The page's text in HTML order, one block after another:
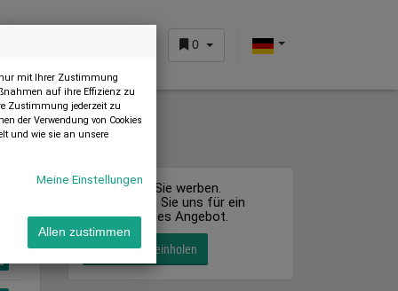
0
Hier können Sie werben.
Kontaktieren Sie uns für ein
unverbindliches Angebot.
Angebot einholen
nur mit Ihrer Zustimmung
auf ihre Effizienz zu
Zustimmung jederzeit zu
der Verwendung von Cookies
und wie sie an unsere
Meine Einstellungen
Allen zustimmen